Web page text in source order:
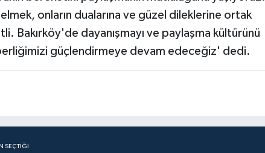
onların dualarına ve güzel dileklerine ortak
Bakırköy'de dayanışmayı ve paylaşma kültürünü
güçlendirmeye devam edeceğiz' dedi.
SEÇTIĞI